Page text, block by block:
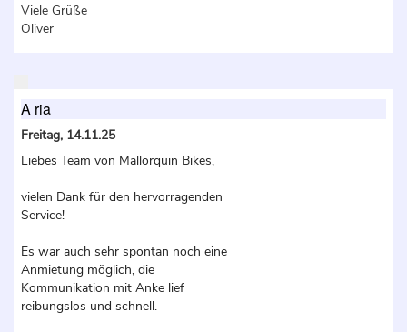
Viele Grüße
Oliver
A ria
Freitag, 14.11.25
Liebes Team von Mallorquin Bikes,
vielen Dank für den hervorragenden
Service!
Es war auch sehr spontan noch eine
Anmietung möglich, die
Kommunikation mit Anke lief
reibungslos und schnell.